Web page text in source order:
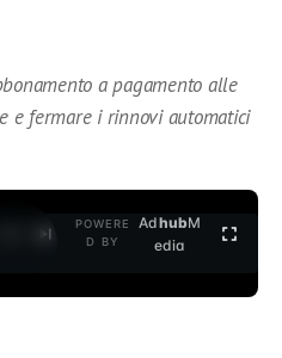
a pagamento alle
e fermare i rinnovi automatici
POWERE
D BY
AdhubM
edia